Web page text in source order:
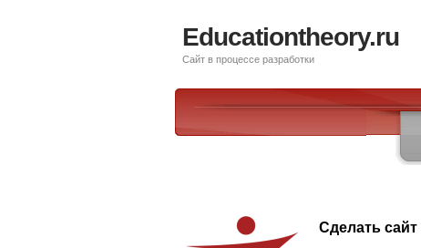
Educationtheory.ru
Сайт в процессе разработки
Сделать сайт